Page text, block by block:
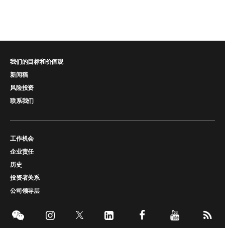
我们的目标和价值观
新闻稿
风险投资
联系我们
工作机会
企业责任
历史
投资者关系
公司领导层